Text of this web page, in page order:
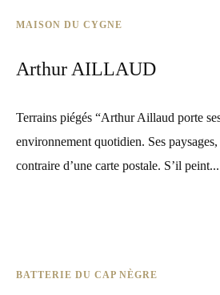
MAISON DU CYGNE
Arthur AILLAUD
Terrains piégés “Arthur Aillaud porte
environnement quotidien. Ses
contraire d’une carte postale. S’il peint...
BATTERIE DU CAP NÈGRE